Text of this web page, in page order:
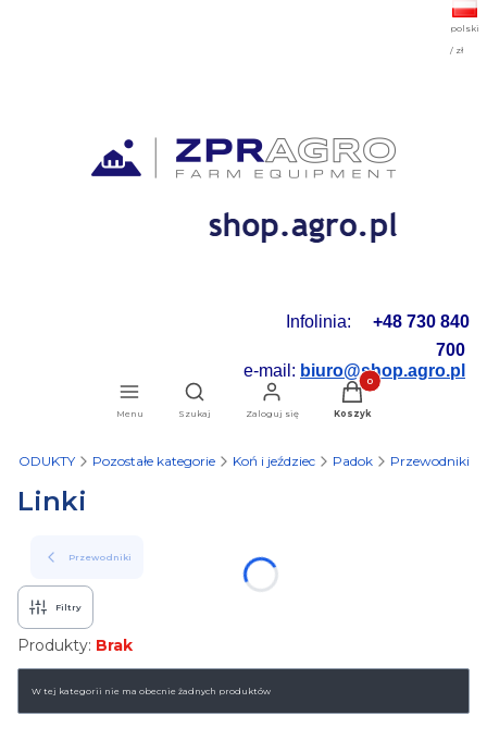
polski
/ zł
Infolinia: +48 730 840
700
e-mail: biuro@shop.agro.pl
Menu
Otwórz wyszukiwarkę
Szukaj Zaloguj się
Produkty w koszyku: 0.
Koszyk
PRODUKTY Pozostałe kategorie Koń i jeździec Padok Przewodniki
Linki
Przewodniki
Filtry
Produkty: Brak
Lista produktów
W tej kategorii nie ma obecnie żadnych produktów